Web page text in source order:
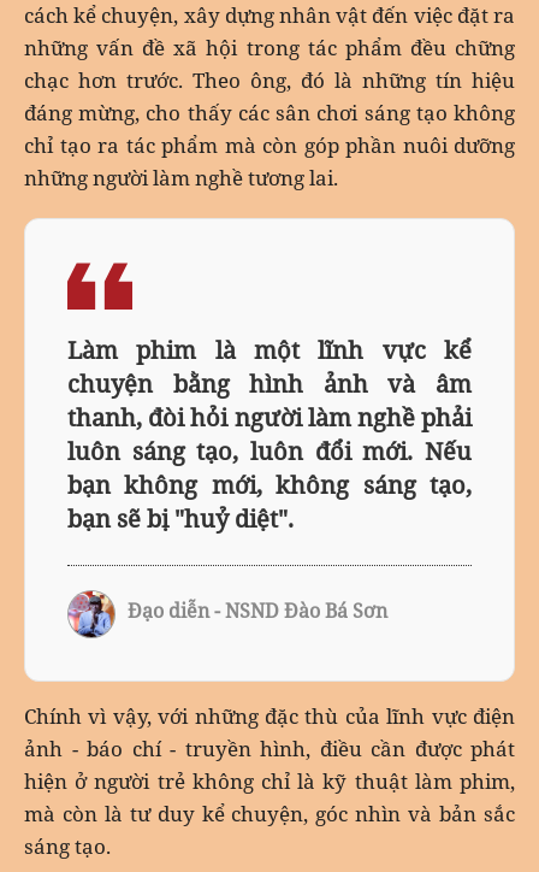
cách kể chuyện, xây dựng nhân vật đến việc đặt ra
những vấn đề xã hội trong tác phẩm đều chững
chạc hơn trước. Theo ông, đó là những tín hiệu
đáng mừng, cho thấy các sân chơi sáng tạo không
chỉ tạo ra tác phẩm mà còn góp phần nuôi dưỡng
những người làm nghề tương lai.
Làm phim là một lĩnh vực kể
chuyện bằng hình ảnh và âm
thanh, đòi hỏi người làm nghề phải
luôn sáng tạo, luôn đổi mới. Nếu
bạn không mới, không sáng tạo,
bạn sẽ bị "huỷ diệt".
Đạo diễn - NSND Đào Bá Sơn
Chính vì vậy, với những đặc thù của lĩnh vực điện
ảnh - báo chí - truyền hình, điều cần được phát
hiện ở người trẻ không chỉ là kỹ thuật làm phim,
mà còn là tư duy kể chuyện, góc nhìn và bản sắc
sáng tạo.